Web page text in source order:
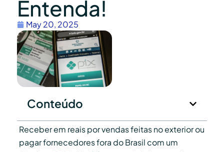
Entenda!
May 20, 2025
Conteúdo
Receber em reais por vendas feitas no exterior ou
pagar fornecedores fora do Brasil com um